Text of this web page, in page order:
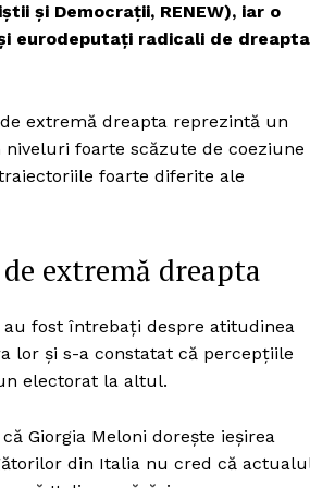
și Democrații, RENEW), iar o
eurodeputați radicali de dreapta
extremă dreapta reprezintă un
foarte scăzute de coeziune
foarte diferite ale
extremă dreapta
fost întrebați despre atitudinea
lor și s-a constatat că percepțiile
electorat la altul.
Giorgia Meloni dorește ieșirea
din Italia nu cred că